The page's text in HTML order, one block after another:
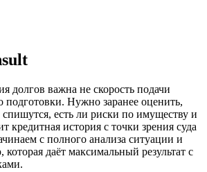
долгов важна не скорость подачи
подготовки. Нужно заранее оценить,
спишутся, есть ли риски по имуществу и
кредитная история с точки зрения суда
с полного анализа ситуации и
даёт максимальный результат с